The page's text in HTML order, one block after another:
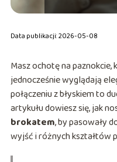
Data publikacji: 2026-05-08
Masz ochotę na
jednocześnie wyglądają
połączeniu z błyskiem to
artykułu dowiesz się, jak
brokatem, by pasowały
wyjść i różnych kształtów